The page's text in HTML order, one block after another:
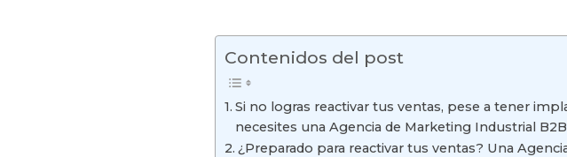
Contenidos del post
Si no logras reactivar tus ventas, pese a tener
necesites una Agencia de Marketing Industrial
¿Preparado para reactivar tus ventas? Una